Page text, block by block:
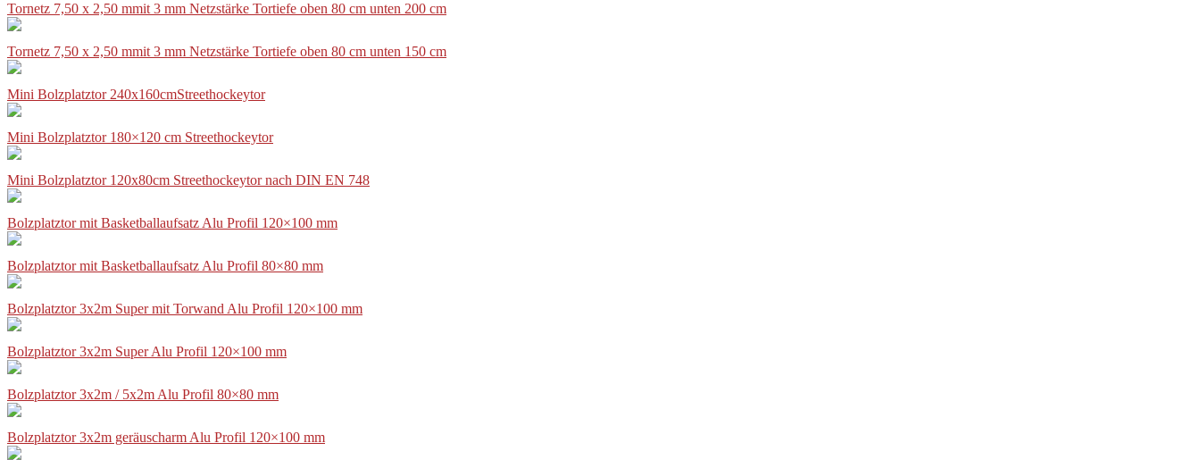
Tornetz 7,50 x 2,50 mmit 3 mm Netzstärke Tortiefe oben 80 cm unten 200 cm
Tornetz 7,50 x 2,50 mmit 3 mm Netzstärke Tortiefe oben 80 cm unten 150 cm
Mini Bolzplatztor 240x160cmStreethockeytor
Mini Bolzplatztor 180×120 cm Streethockeytor
Mini Bolzplatztor 120x80cm Streethockeytor nach DIN EN 748
Bolzplatztor mit Basketballaufsatz Alu Profil 120×100 mm
Bolzplatztor mit Basketballaufsatz Alu Profil 80×80 mm
Bolzplatztor 3x2m Super mit Torwand Alu Profil 120×100 mm
Bolzplatztor 3x2m Super Alu Profil 120×100 mm
Bolzplatztor 3x2m / 5x2m Alu Profil 80×80 mm
Bolzplatztor 3x2m geräuscharm Alu Profil 120×100 mm